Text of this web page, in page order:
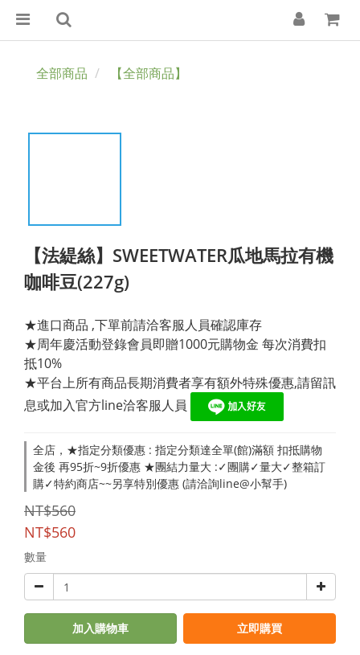
全部商品 【全部商品】
【法緹絲】SWEETWATER瓜地馬拉有機
咖啡豆(227g)
★進口商品 ,下單前請洽客服人員確認庫存
★周年慶活動登錄會員即贈1000元購物金 每次消費扣
抵10%
★平台上所有商品長期消費者享有額外特殊優惠,請留訊
息或加入官方line洽客服人員
全店，★指定分類優惠 : 指定分類達全單(館)滿額 扣抵購物
金後 再95折~9折優惠 ★團結力量大 :✓團購✓量大✓整箱訂
購✓特約商店~~另享特別優惠 (請洽詢line@小幫手)
NT$560
NT$560
數量
加入購物車 立即購買